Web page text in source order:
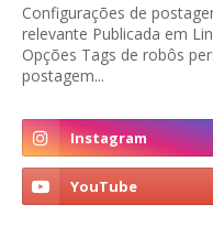
Configurações de
relevante Publicada em
Opções Tags de robôs
postagem...